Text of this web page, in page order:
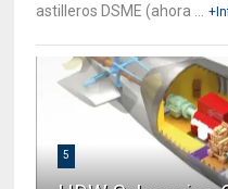
astilleros DSME (ahora ...
5